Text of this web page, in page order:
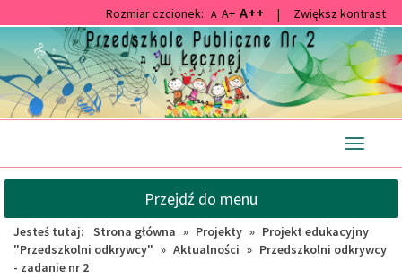
głównej
treści
wyszukiwarki
Rozmiar czcionek: A A+ A++ | Zwiększ kontrast
Przełącz
Przejdź do menu
Jesteś tutaj: Strona główna » Projekty » Projekt edukacyjny
"Przedszkolni odkrywcy" » Aktualności » Przedszkolni odkrywcy
- zadanie nr 2